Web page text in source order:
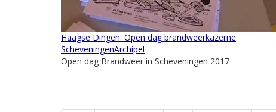
Haagse Dingen: Open dag brandweerkazerne
ScheveningenArchipel
Open dag Brandweer in Scheveningen 2017